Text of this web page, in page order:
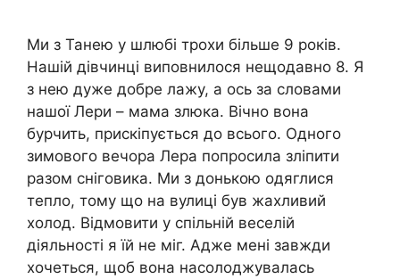
Ми з Танею у шлюбі трохи більше 9 років.
Нашій дівчинці виповнилося нещодавно 8. Я
з нею дуже добре лажу, а ось за словами
нашої Лери – мама злюка. Вічно вона
бурчить, прискіпується до всього. Одного
зимового вечора Лера попросила зліпити
разом сніговика. Ми з донькою одяглися
тепло, тому що на вулиці був жахливий
холод. Відмовити у спільній веселій
діяльності я їй не міг. Адже мені завжди
хочеться, щоб вона насолоджувалась